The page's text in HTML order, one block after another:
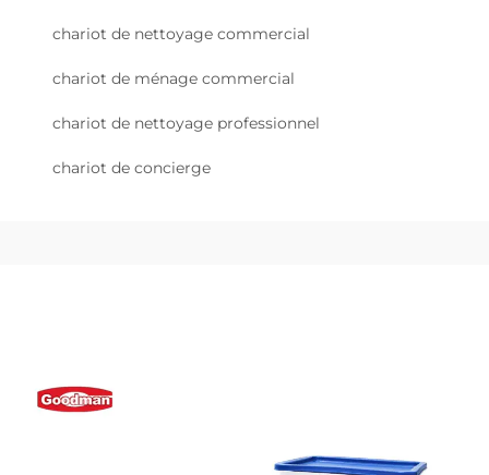
chariot de nettoyage commercial
chariot de ménage commercial
chariot de nettoyage professionnel
chariot de concierge